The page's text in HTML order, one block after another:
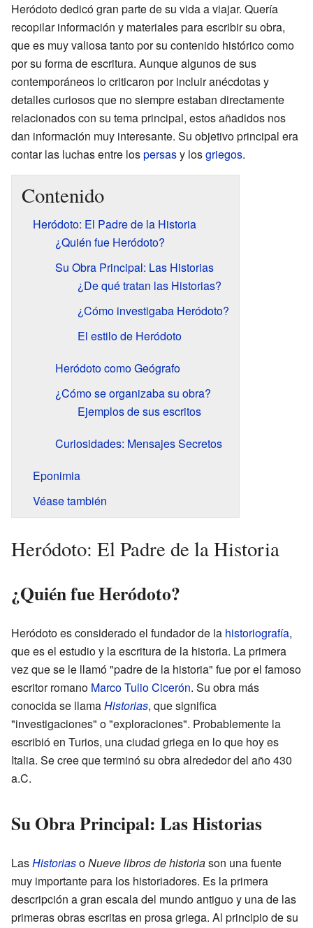
Heródoto dedicó gran parte de su vida a viajar. Quería
recopilar información y materiales para escribir su obra,
que es muy valiosa tanto por su contenido histórico como
por su forma de escritura. Aunque algunos de sus
contemporáneos lo criticaron por incluir anécdotas y
detalles curiosos que no siempre estaban directamente
relacionados con su tema principal, estos añadidos nos
dan información muy interesante. Su objetivo principal era
contar las luchas entre lospersasy losgriegos.
Contenido
Heródoto: El Padre de la Historia
¿Quién fue Heródoto?
Su Obra Principal: Las Historias
¿De qué tratan las Historias?
¿Cómo investigaba Heródoto?
El estilo de Heródoto
Heródoto como Geógrafo
¿Cómo se organizaba su obra?
Ejemplos de sus escritos
Curiosidades: Mensajes Secretos
Eponimia
Véase también
Heródoto: El Padre de la Historia
¿Quién fue Heródoto?
Heródoto es considerado el fundador de la historiografía,
que es el estudio y la escritura de la historia. La primera
vez que se le llamó "padre de la historia" fue por el famoso
escritor romano Marco Tulio Cicerón. Su obra más
conocida se llamaHistorias, que significa
"investigaciones" o "exploraciones". Probablemente la
escribió en Turios, una ciudad griega en lo que hoy es
Italia. Se cree que terminó su obra alrededor del año 430
a.C.
Su Obra Principal: Las Historias
LasHistoriasoNueve libros de historiason una fuente
muy importante para los historiadores. Es la primera
descripción a gran escala del mundo antiguo y una de las
primeras obras escritas en prosa griega. Al principio de su